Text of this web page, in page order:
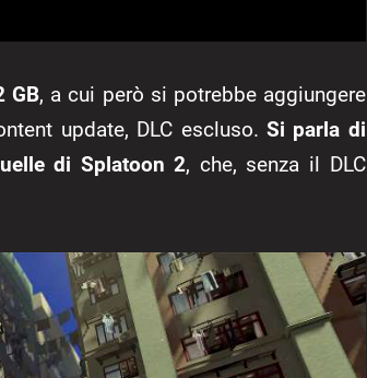
GB, a cui però si potrebbe aggiungere
update, DLC escluso. Si parla di
di Splatoon 2, che, senza il DLC